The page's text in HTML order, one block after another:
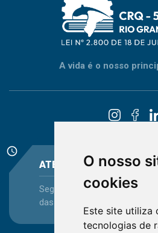
O nosso
cookies
Este site utiliza
tecnologias de
A vida é o nosso
schedule
ATENDIMENTO
Segunda-feira a Sexta-feira -
das 13:30 às 16:45